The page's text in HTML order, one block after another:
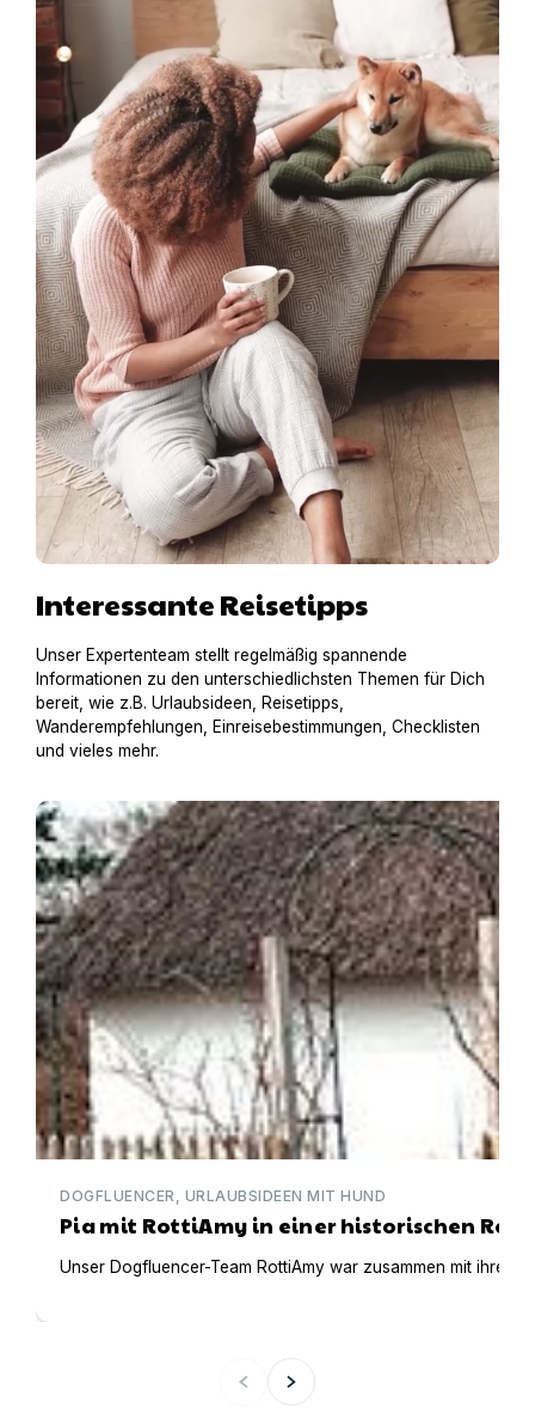
Interessante Reisetipps
Unser Expertenteam stellt regelmäßig spannende
Informationen zu den unterschiedlichsten Themen für Dich
bereit, wie z.B. Urlaubsideen, Reisetipps,
Wanderempfehlungen, Einreisebestimmungen, Checklisten
und vieles mehr.
Pia mit RottiAmy in einer historischen Reetdachkate in
DOGFLUENCER, URLAUBSIDEEN MIT HUND
Pia mit RottiAmy in einer historischen
Unser Dogfluencer-Team RottiAmy war zusammen mit ihren